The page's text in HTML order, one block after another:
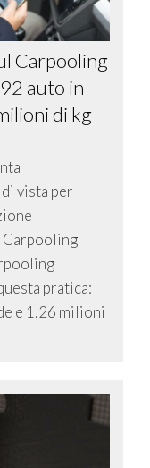
Carpooling
auto in
di kg
vista per
Carpooling
pratica:
e 1,26 milioni